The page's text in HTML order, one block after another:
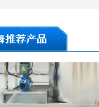
全自动不锈钢加